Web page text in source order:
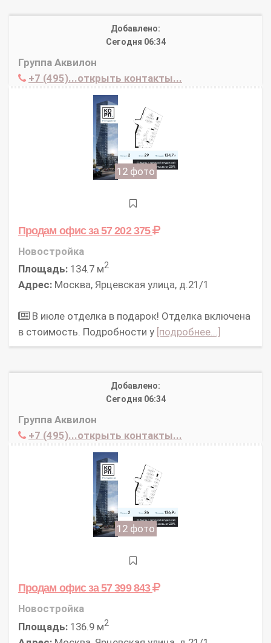
Добавлено:
Сегодня 06:34
Группа Аквилон
+7 (495)...открыть контакты...
12 фото
Продам офисза 57 202 375
Новостройка
Площадь: 134.7 м2
Адрес: Москва, Ярцевская улица, д.21/1
В июле отделка в подарок! Отделка включена
в стоимость. Подробности у [подробнее...]
Добавлено:
Сегодня 06:34
Группа Аквилон
+7 (495)...открыть контакты...
12 фото
Продам офисза 57 399 843
Новостройка
Площадь: 136.9 м2